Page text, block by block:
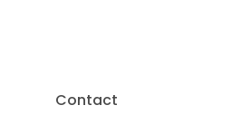
Contact